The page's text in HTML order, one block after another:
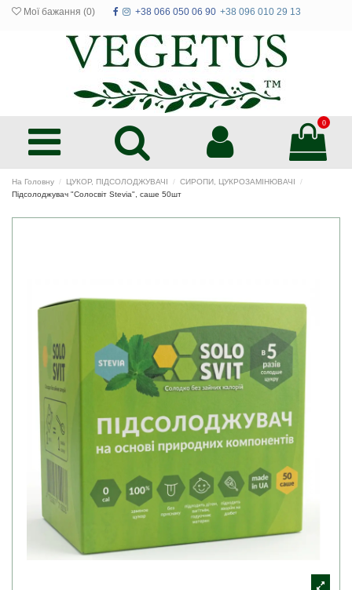
Мої бажання (0) +38 066 050 06 90 +38 096 010 29 13
0
На Головну ЦУКОР, ПІДСОЛОДЖУВАЧІ
СИРОПИ, ЦУКРОЗАМІНЮВАЧІ
Підсолоджувач "Солосвіт Stevia", саше 50шт